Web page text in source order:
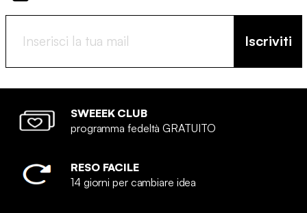
Iscriviti
SWEEEK CLUB
programma fedeltà GRATUITO
RESO FACILE
14 giorni per cambiare idea